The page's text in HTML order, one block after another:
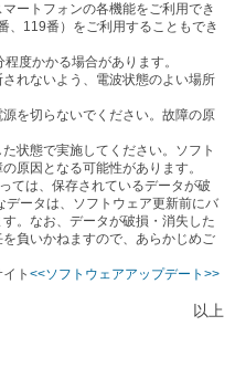
ートフォンの各機能をご利用でき
、119番）をご利用することもでき
度かかる場合があります。
れないよう、電波状態のよい場所
を切らないでください。故障の原
状態で実施してください。ソフト
原因となる可能性があります。
ては、保存されているデータが破
ータは、ソフトウェア更新前にバ
。なお、データが破損・消失した
負いかねますので、あらかじめご
ト <<ソフトウェアアップデート>>
以上